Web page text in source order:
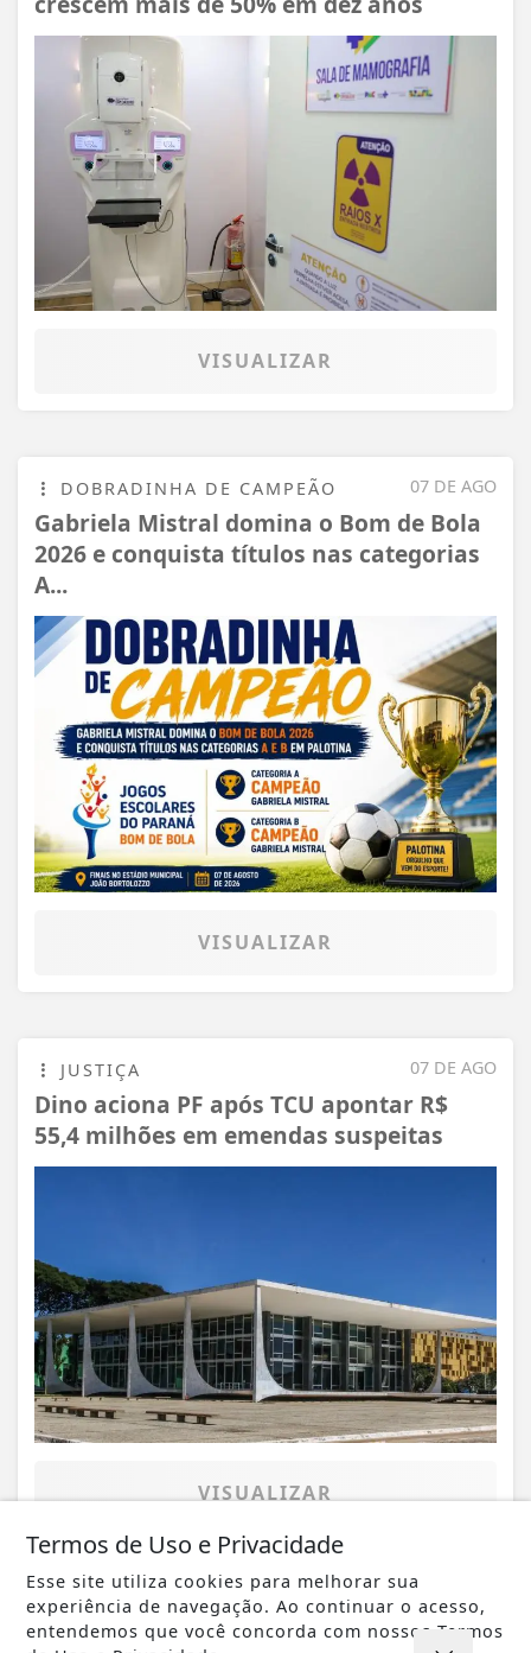
VISUALIZAR
07 DE AGO
DOBRADINHA DE CAMPEÃO
Gabriela Mistral domina o Bom de Bola
2026 e conquista títulos nas categorias
A...
VISUALIZAR
07 DE AGO
JUSTIÇA
Dino aciona PF após TCU apontar R$
55,4 milhões em emendas suspeitas
VISUALIZAR
07 DE AGO
JUSTIÇA
Termos de Uso e Privacidade
Esse site utiliza cookies para melhorar sua
experiência de navegação. Ao continuar o acesso,
entendemos que você concorda com nossos Termos